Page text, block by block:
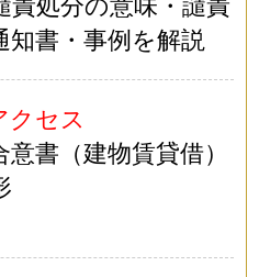
責処分の意味・譴責
知書・事例を解説
クセス
意書（建物賃貸借）